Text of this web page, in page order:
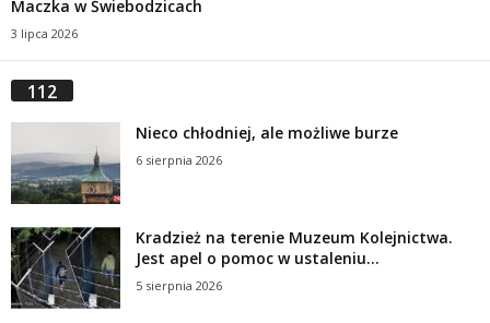
Maczka w Świebodzicach
3 lipca 2026
112
Nieco chłodniej, ale możliwe burze
6 sierpnia 2026
Kradzież na terenie Muzeum Kolejnictwa.
Jest apel o pomoc w ustaleniu...
5 sierpnia 2026